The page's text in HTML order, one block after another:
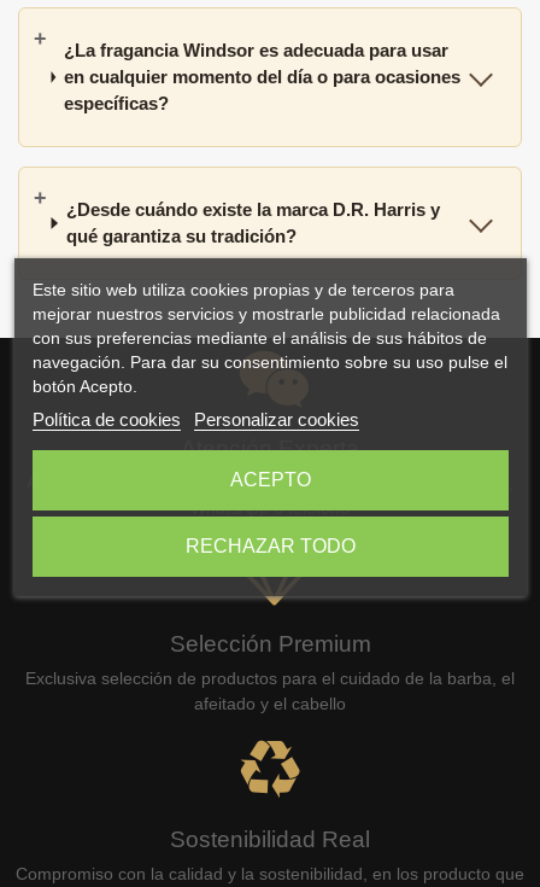
¿La fragancia Windsor es adecuada para usar
en cualquier momento del día o para ocasiones
específicas?
¿Desde cuándo existe la marca D.R. Harris y
qué garantiza su tradición?
Este sitio web utiliza cookies propias y de terceros para
mejorar nuestros servicios y mostrarle publicidad relacionada
con sus preferencias mediante el análisis de sus hábitos de
navegación. Para dar su consentimiento sobre su uso pulse el
botón Acepto.
Política de cookies Personalizar cookies
RECHAZAR TODO
ACEPTO
Atención Experta
Atención personalizada y asesoramiento por correo electrónico,
WhatsApp o teléfono
Selección Premium
Exclusiva selección de productos para el cuidado de la barba, el
afeitado y el cabello
Sostenibilidad Real
Compromiso con la calidad y la sostenibilidad, en los producto que